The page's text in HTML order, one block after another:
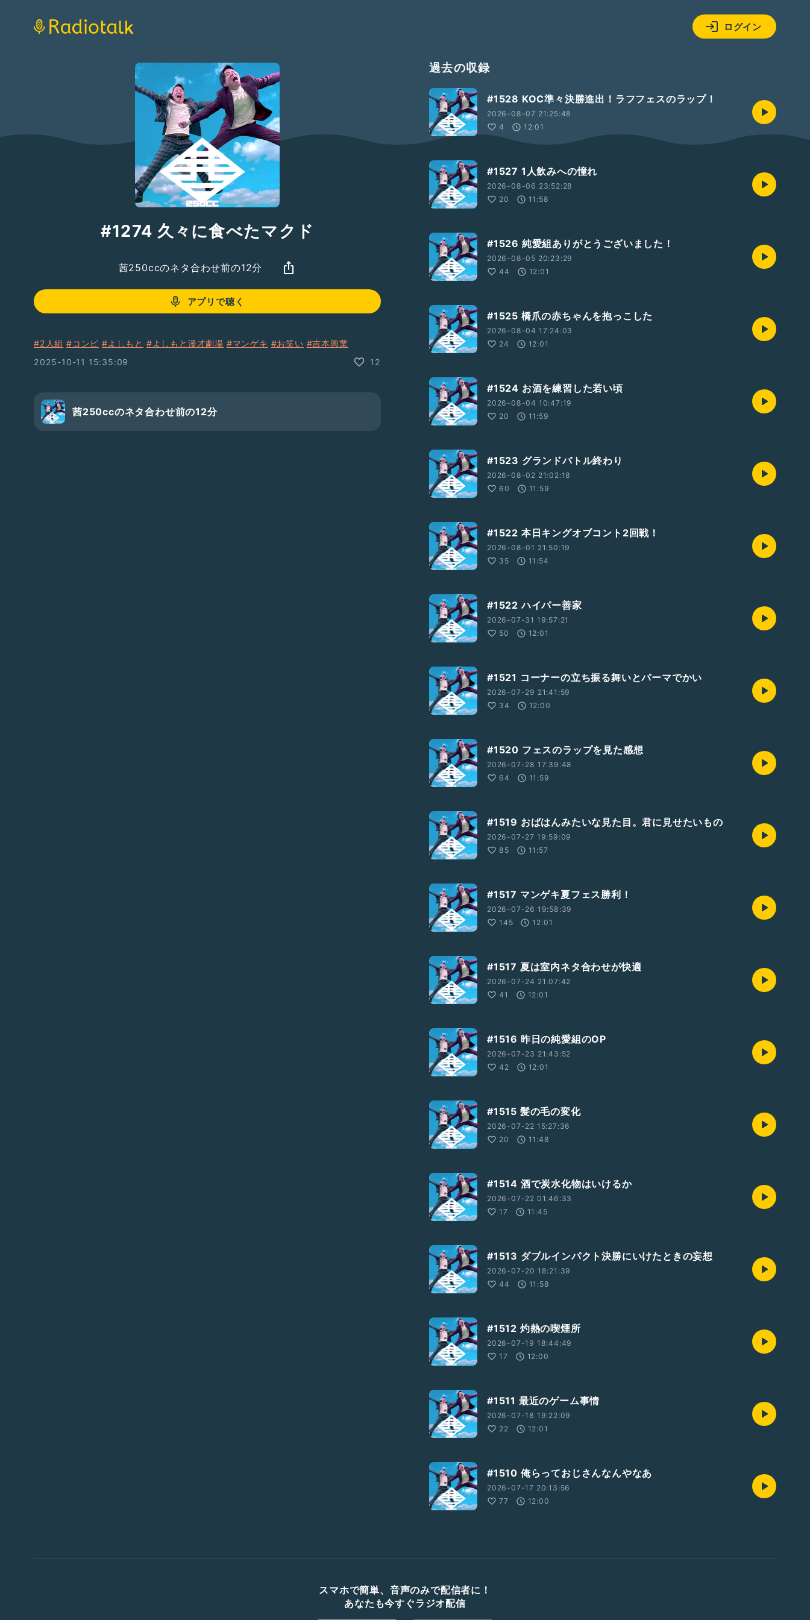
ログイン
#1274 久々に食べたマクド
茜250ccのネタ合わせ前の12分
アプリで聴く
#2人組 #コンビ #よしもと #よしもと漫才劇場 #マンゲキ #お笑い #吉本興業
2025-10-11 15:35:09
12
茜250ccのネタ合わせ前の12分
過去の収録
#1528 KOC準々決勝進出！ラフフェスのラップ！
2026-08-07 21:25:48
4
12:01
#1527 1人飲みへの憧れ
2026-08-06 23:52:28
20
11:58
#1526 純愛組ありがとうございました！
2026-08-05 20:23:29
44
12:01
#1525 橋爪の赤ちゃんを抱っこした
2026-08-04 17:24:03
24
12:01
#1524 お酒を練習した若い頃
2026-08-04 10:47:19
20
11:59
#1523 グランドバトル終わり
2026-08-02 21:02:18
60
11:59
#1522 本日キングオブコント2回戦！
2026-08-01 21:50:19
35
11:54
#1522 ハイパー善家
2026-07-31 19:57:21
50
12:01
#1521 コーナーの立ち振る舞いとパーマでかい
2026-07-29 21:41:59
34
12:00
#1520 フェスのラップを見た感想
2026-07-28 17:39:48
64
11:59
#1519 おばはんみたいな見た目。君に見せたいもの
2026-07-27 19:59:09
85
11:57
#1517 マンゲキ夏フェス勝利！
2026-07-26 19:58:39
145
12:01
#1517 夏は室内ネタ合わせが快適
2026-07-24 21:07:42
41
12:01
#1516 昨日の純愛組のOP
2026-07-23 21:43:52
42
12:01
#1515 髪の毛の変化
2026-07-22 15:27:36
20
11:48
#1514 酒で炭水化物はいけるか
2026-07-22 01:46:33
17
11:45
#1513 ダブルインパクト決勝にいけたときの妄想
2026-07-20 18:21:39
44
11:58
#1512 灼熱の喫煙所
2026-07-19 18:44:49
17
12:00
#1511 最近のゲーム事情
2026-07-18 19:22:09
22
12:01
#1510 俺らっておじさんなんやなあ
2026-07-17 20:13:56
77
12:00
スマホで簡単、音声のみで配信者に！
あなたも今すぐラジオ配信